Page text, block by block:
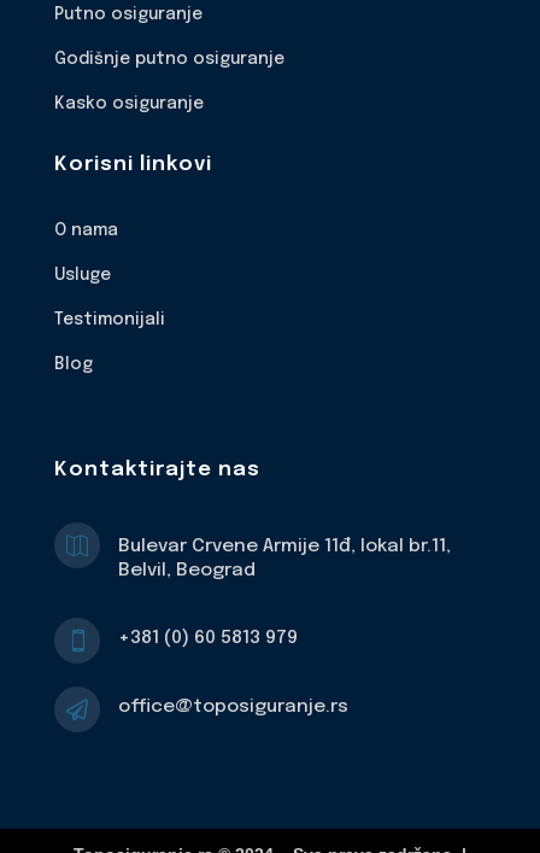
Putno osiguranje
Godišnje putno osiguranje
Kasko osiguranje
Korisni linkovi
O nama
Usluge
Testimonijali
Blog
Kontaktirajte nas

Bulevar Crvene Armije 11đ, lokal br.11,
Belvil, Beograd
 +381 (0) 60 5813 979
 office@toposiguranje.rs